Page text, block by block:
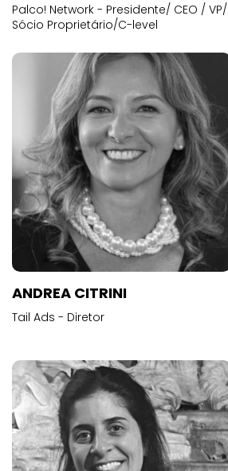
Palco! Network - Presidente/ CEO / VP/
Sócio Proprietário/C-level
ANDREA CITRINI
Tail Ads - Diretor